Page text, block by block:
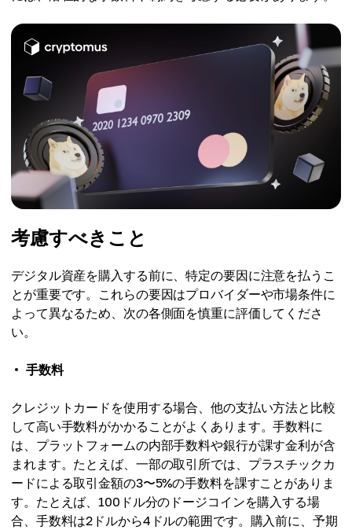
考慮すべきこと
デジタル資産を購入する前に、特定の要因に注意を払うこ
とが重要です。これらの要因はプロバイダーや市場条件に
よって異なるため、次の各側面を慎重に評価してくださ
い。
手数料
クレジットカードを使用する場合、他の支払い方法と比較
して高い手数料がかかることがよくあります。手数料に
は、プラットフォームの内部手数料や銀行が課す金利が含
まれます。たとえば、一部の取引所では、プラスチックカ
ードによる取引金額の3〜5%の手数料を課すことがありま
す。たとえば、100ドル分のドージコインを購入する場
合、手数料は2ドルから4ドルの範囲です。購入前に、予期